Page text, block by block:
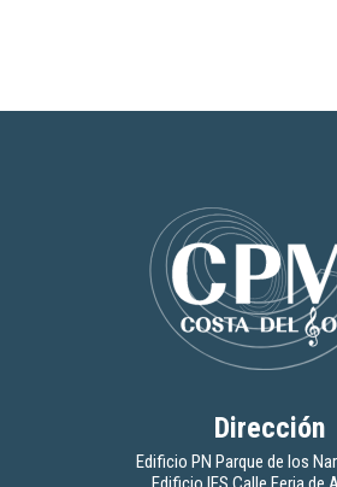
Dirección
Edificio PN Parque de los